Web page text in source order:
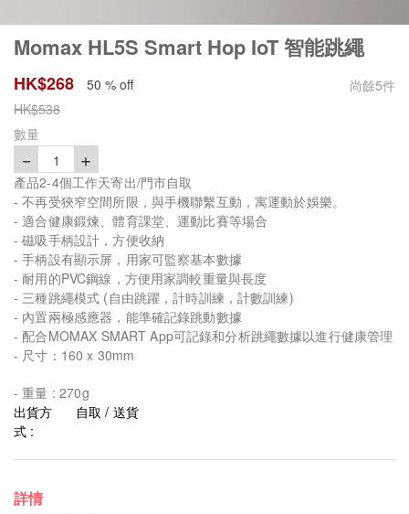
Momax HL5S Smart Hop IoT 智能跳繩
HK$268 50 % off 尚餘5件
HK$538
數量
－ 1 ＋
產品2-4個工作天寄出/門市自取
- 不再受狹窄空間所限，與手機聯繫互動，寓運動於娛樂。
- 適合健康鍛煉、體育課堂、運動比賽等場合
- 磁吸手柄設計，方便收納
- 手柄設有顯示屏，用家可監察基本數據
- 耐用的PVC鋼線，方便用家調較重量與長度
- 三種跳繩模式 (自由跳躍，計時訓練，計數訓練)
- 內置兩極感應器，能準確記錄跳動數據
- 配合MOMAX SMART App可記錄和分析跳繩數據以進行健康管理
- 尺寸：160 x 30mm
- 重量 : 270g
出貨方
式 :
自取 / 送貨
詳情